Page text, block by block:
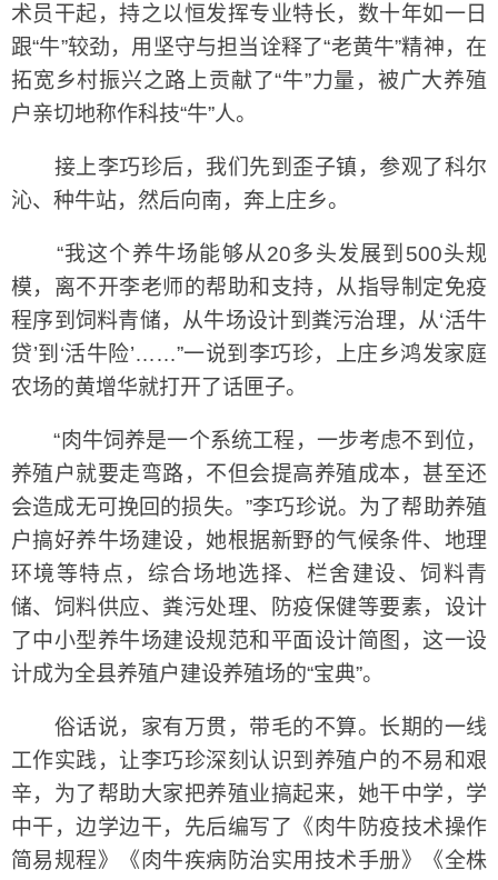
术员干起，持之以恒发挥专业特长，数十年如一日
跟“牛”较劲，用坚守与担当诠释了“老黄牛”精神，在
拓宽乡村振兴之路上贡献了“牛”力量，被广大养殖
户亲切地称作科技“牛”人。
接上李巧珍后，我们先到歪子镇，参观了科尔
沁、种牛站，然后向南，奔上庄乡。
“我这个养牛场能够从20多头发展到500头规
模，离不开李老师的帮助和支持，从指导制定免疫
程序到饲料青储，从牛场设计到粪污治理，从‘活牛
贷’到‘活牛险’……”一说到李巧珍，上庄乡鸿发家庭
农场的黄增华就打开了话匣子。
“肉牛饲养是一个系统工程，一步考虑不到位，
养殖户就要走弯路，不但会提高养殖成本，甚至还
会造成无可挽回的损失。”李巧珍说。为了帮助养殖
户搞好养牛场建设，她根据新野的气候条件、地理
环境等特点，综合场地选择、栏舍建设、饲料青
储、饲料供应、粪污处理、防疫保健等要素，设计
了中小型养牛场建设规范和平面设计简图，这一设
计成为全县养殖户建设养殖场的“宝典”。
俗话说，家有万贯，带毛的不算。长期的一线
工作实践，让李巧珍深刻认识到养殖户的不易和艰
辛，为了帮助大家把养殖业搞起来，她干中学，学
中干，边学边干，先后编写了《肉牛防疫技术操作
简易规程》《肉牛疾病防治实用技术手册》《全株